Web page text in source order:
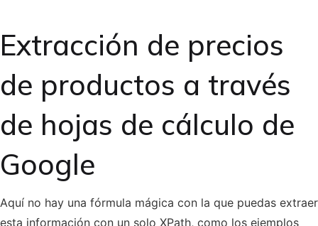
Extracción de precios
de productos a través
de hojas de cálculo de
Google
Aquí no hay una fórmula mágica con la que puedas extraer
esta información con un solo XPath, como los ejemplos